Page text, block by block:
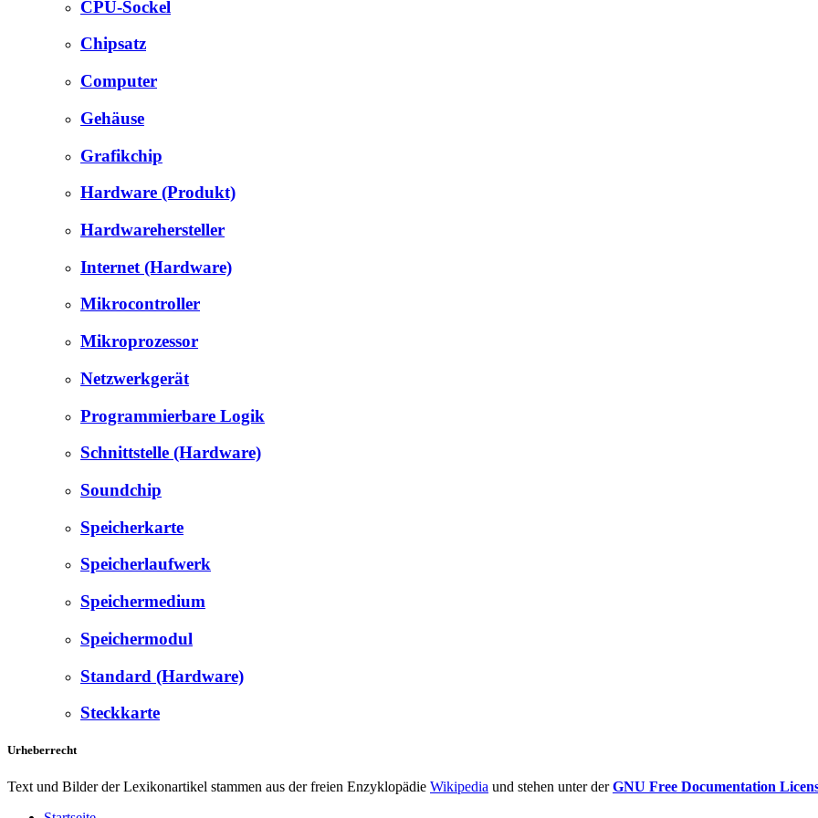
CPU-Sockel
Chipsatz
Computer
Gehäuse
Grafikchip
Hardware (Produkt)
Hardwarehersteller
Internet (Hardware)
Mikrocontroller
Mikroprozessor
Netzwerkgerät
Programmierbare Logik
Schnittstelle (Hardware)
Soundchip
Speicherkarte
Speicherlaufwerk
Speichermedium
Speichermodul
Standard (Hardware)
Steckkarte
Urheberrecht
Text und Bilder der Lexikonartikel stammen aus der freien Enzyklopädie Wikipedia und stehen unter derGNU Free Documentation